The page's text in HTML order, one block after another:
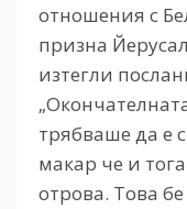
отношения с
призна
изтегли
трябваше да е
макар че и
отрова. Това